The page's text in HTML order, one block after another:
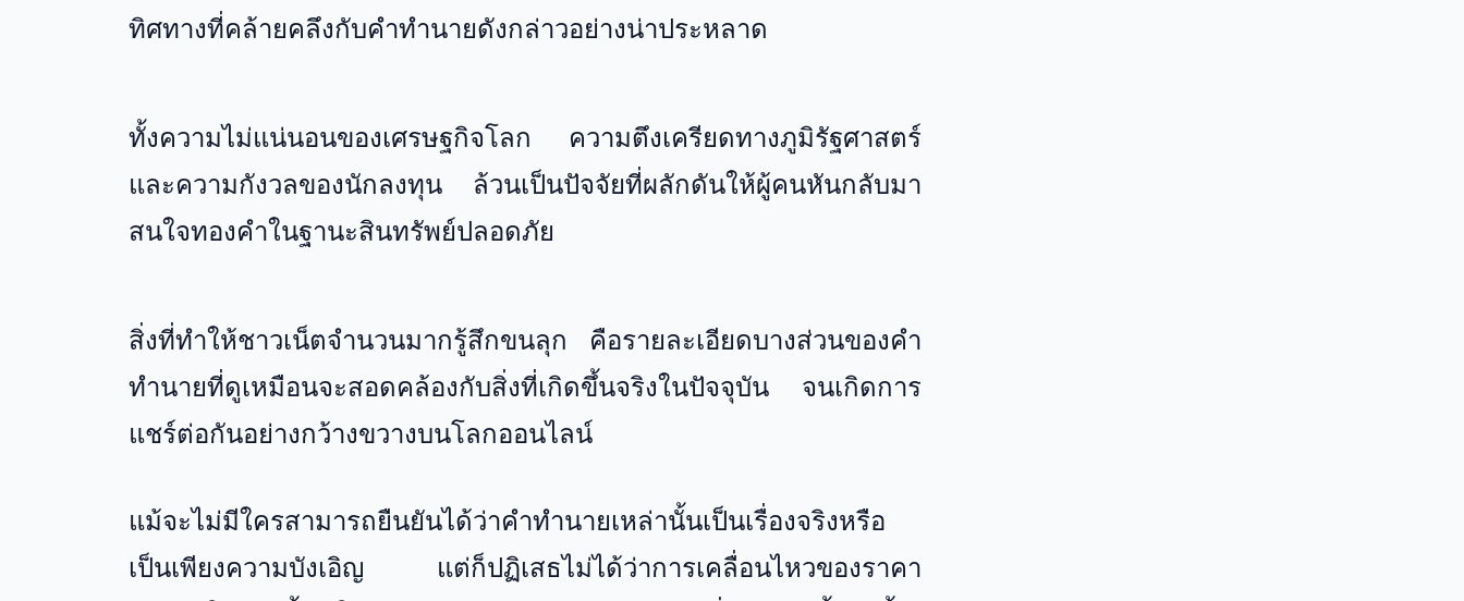
ทิศทางที่คล้ายคลึงกับคำทำนายดังกล่าวอย่างน่าประหลาด
ทั้งความไม่แน่นอนของเศรษฐกิจโลก ความตึงเครียดทางภูมิรัฐศาสตร์
และความกังวลของนักลงทุน ล้วนเป็นปัจจัยที่ผลักดันให้ผู้คนหันกลับมา
สนใจทองคำในฐานะสินทรัพย์ปลอดภัย
สิ่งที่ทำให้ชาวเน็ตจำนวนมากรู้สึกขนลุก คือรายละเอียดบางส่วนของคำ
ทำนายที่ดูเหมือนจะสอดคล้องกับสิ่งที่เกิดขึ้นจริงในปัจจุบัน จนเกิดการ
แชร์ต่อกันอย่างกว้างขวางบนโลกออนไลน์
แม้จะไม่มีใครสามารถยืนยันได้ว่าคำทำนายเหล่านั้นเป็นเรื่องจริงหรือ
เป็นเพียงความบังเอิญ แต่ก็ปฏิเสธไม่ได้ว่าการเคลื่อนไหวของราคา